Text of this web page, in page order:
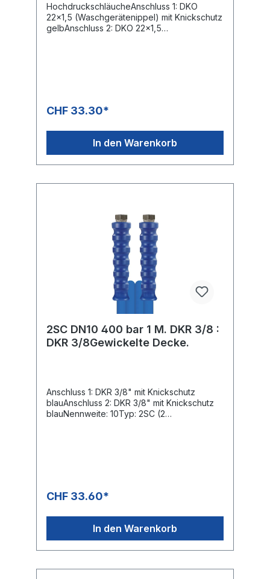
HochdruckschläucheAnschluss 1: DKO
22x1,5 (Waschgerätenippel) mit Knickschutz
gelbAnschluss 2: DKO 22x1,5
CHF 33.30*
In den Warenkorb
2SC DN10 400 bar 1 M. DKR 3/8 :
DKR 3/8Gewickelte Decke.
Anschluss 1: DKR 3/8" mit Knickschutz
blauAnschluss 2: DKR 3/8" mit Knickschutz
blauNennweite: 10Typ: 2SC (2
CHF 33.60*
In den Warenkorb